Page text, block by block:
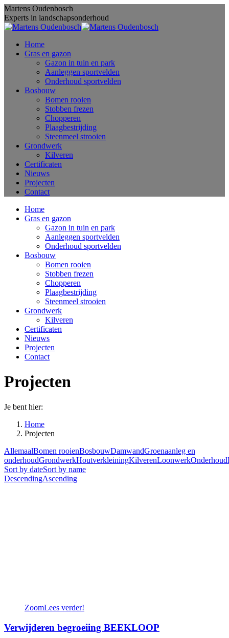
Skip
to
content
Martens Oudenbosch
Experts in landschapsonderhoud
Home
Gras en gazon
Gazon in tuin en park
Aanleggen sportvelden
Onderhoud sportvelden
Bosbouw
Bomen rooien
Stobben frezen
Chopperen
Plaagbestrijding
Steenmeel strooien
Grondwerk
Kilveren
Certificaten
Nieuws
Projecten
Contact
Home
Gras en gazon
Gazon in tuin en park
Aanleggen sportvelden
Onderhoud sportvelden
Bosbouw
Bomen rooien
Stobben frezen
Chopperen
Plaagbestrijding
Steenmeel strooien
Grondwerk
Kilveren
Certificaten
Nieuws
Projecten
Contact
Projecten
Je bent hier:
Home
Projecten
AllemaalBomen rooienBosbouwDamwandGroenaanleg en
onderhoudGrondwerkHoutverkleiningKilverenLoonwerkOnderhoud
Sort by dateSort by name
DescendingAscending
ZoomLees verder!
Verwijderen begroeiing BEEKLOOP